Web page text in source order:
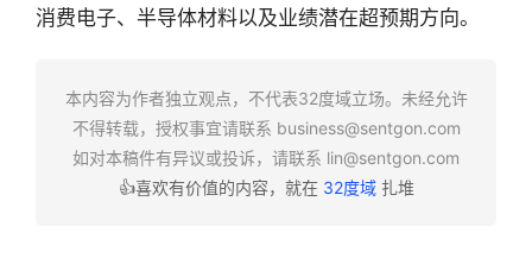
业
消费电子、半导体材料以及业绩潜在超预期方向。
本内容为作者独立观点，不代表32度域立场。未经允许
不得转载，授权事宜请联系 business@sentgon.com
如对本稿件有异议或投诉，请联系 lin@sentgon.com
👍喜欢有价值的内容，就在 32度域扎堆